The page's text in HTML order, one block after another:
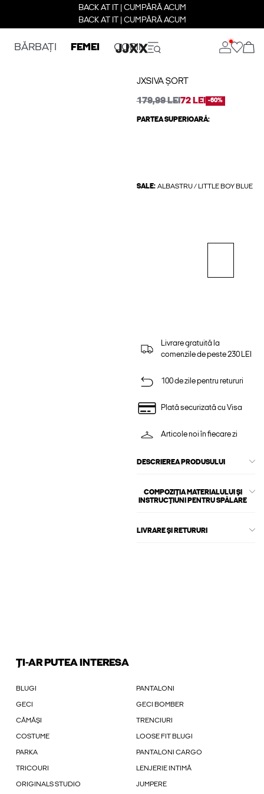
BACK AT IT | CUMPĂRĂ ACUM
BACK AT IT | CUMPĂRĂ ACUM
BĂRBAȚI FEMEI COPII
JXSIVA ȘORT
179,99 LEI72 LEI -60%
PARTEA SUPERIOARĂ:
SALE: ALBASTRU / LITTLE BOY BLUE
Livrare gratuită la
comenzile de peste 230 LEI
100 de zile pentru retururi
Plată securizată cu Visa
Articole noi în fiecare zi
DESCRIEREA PRODUSULUI
COMPOZIȚIA MATERIALULUI ȘI
INSTRUCȚIUNI PENTRU SPĂLARE
LIVRARE ȘI RETURURI
ȚI-AR PUTEA INTERESA
BLUGI PANTALONI
GECI GECI BOMBER
CĂMĂȘI TRENCIURI
COSTUME LOOSE FIT BLUGI
PARKA PANTALONI CARGO
TRICOURI LENJERIE INTIMĂ
ORIGINALS STUDIO JUMPERE